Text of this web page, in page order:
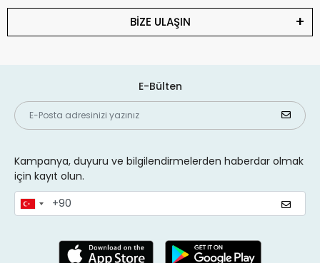
BİZE ULAŞIN
E-Bülten
Kampanya, duyuru ve bilgilendirmelerden haberdar olmak
için kayıt olun.